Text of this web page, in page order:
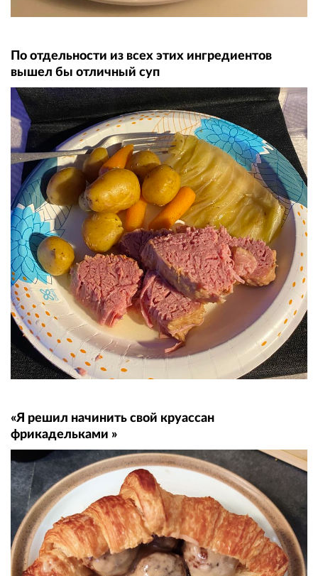
По отдельности из всех этих ингредиентов
вышел бы отличный суп
«Я решил начинить свой круассан
фрикадельками »